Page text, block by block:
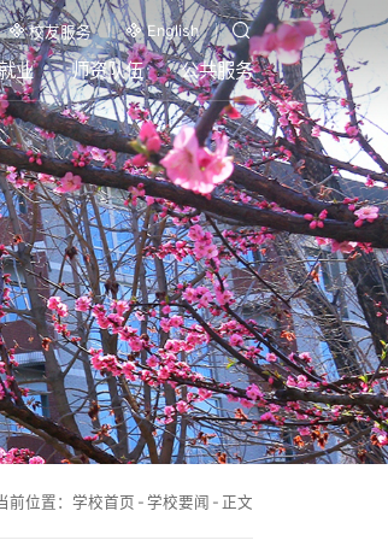
校友服务 English
业 师资队伍 公共服务
前位置： 学校首页 - 学校要闻 - 正文